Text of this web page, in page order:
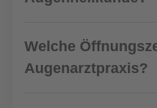
Welche
Augenarztpraxis?